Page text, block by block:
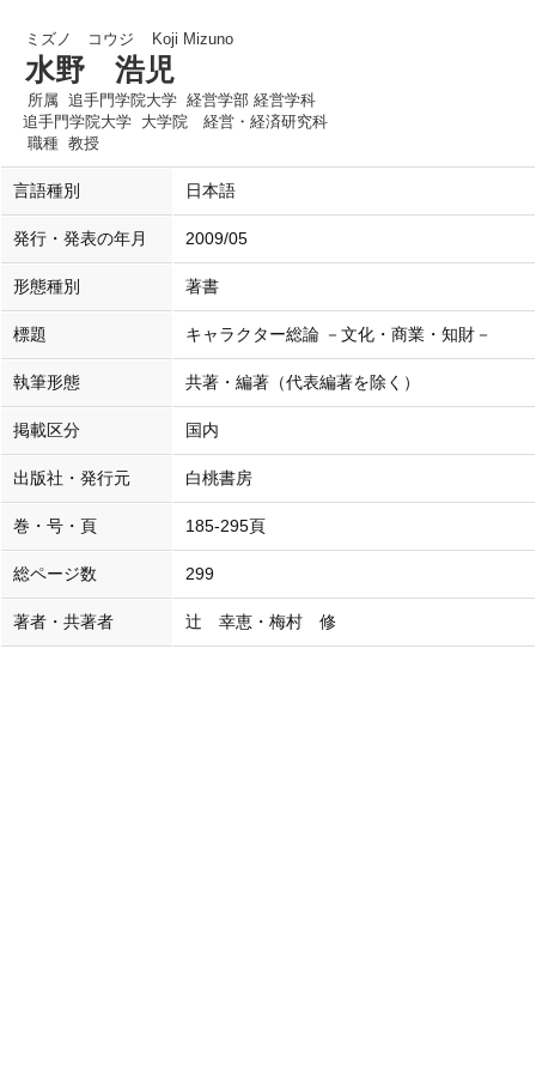
ミズノ コウジ Koji Mizuno
水野 浩児
所属 追手門学院大学 経営学部 経営学科
追手門学院大学 大学院 経営・経済研究科
職種 教授
言語種別 日本語
発行・発表の年月 2009/05
形態種別 著書
標題 キャラクター総論 －文化・商業・知財－
執筆形態 共著・編著（代表編著を除く）
掲載区分 国内
出版社・発行元 白桃書房
巻・号・頁 185-295頁
総ページ数 299
著者・共著者 辻 幸恵・梅村 修